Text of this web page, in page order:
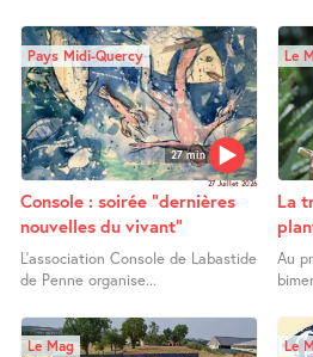
27 min
Pays Midi-Quercy
27 Juillet 2026
Console : soirée "dernières
nouvelles du vivant"
L’association Console de Labastide
de Penne organise...
Le
La
Au
Le Mag Le